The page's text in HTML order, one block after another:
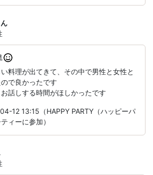
料理が出てきて、その中で男性と女性と
で良かったです
話しする時間がほしかったです
12 13:15（HAPPY PARTY（ハッピーパ
ィーに参加）